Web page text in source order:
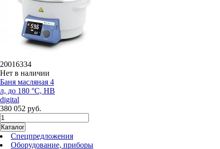
20016334
Нет в наличии
Баня масляная 4
л, до 180 °С, HB
digital
380 052 руб.
Каталог
Спецпредложения
Оборудование, приборы